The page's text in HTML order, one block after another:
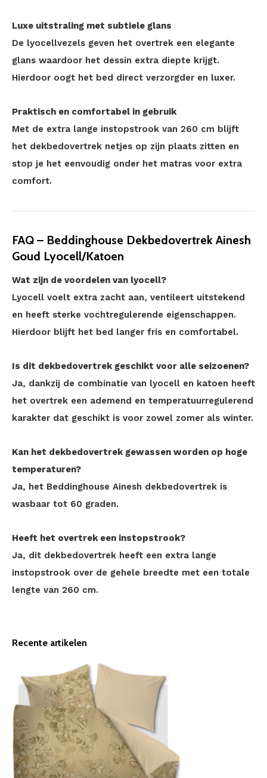
Luxe uitstraling met subtiele glans
De lyocellvezels geven het overtrek een elegante
glans waardoor het dessin extra diepte krijgt.
Hierdoor oogt het bed direct verzorgder en luxer.
Praktisch en comfortabel in gebruik
Met de extra lange instopstrook van 260 cm blijft
het dekbedovertrek netjes op zijn plaats zitten en
stop je het eenvoudig onder het matras voor extra
comfort.
FAQ – Beddinghouse Dekbedovertrek Ainesh
Goud Lyocell/Katoen
Wat zijn de voordelen van lyocell?
Lyocell voelt extra zacht aan, ventileert uitstekend
en heeft sterke vochtregulerende eigenschappen.
Hierdoor blijft het bed langer fris en comfortabel.
Is dit dekbedovertrek geschikt voor alle seizoenen?
Ja, dankzij de combinatie van lyocell en katoen heeft
het overtrek een ademend en temperatuurregulerend
karakter dat geschikt is voor zowel zomer als winter.
Kan het dekbedovertrek gewassen worden op hoge
temperaturen?
Ja, het Beddinghouse Ainesh dekbedovertrek is
wasbaar tot 60 graden.
Heeft het overtrek een instopstrook?
Ja, dit dekbedovertrek heeft een extra lange
instopstrook over de gehele breedte met een totale
lengte van 260 cm.
Recente artikelen